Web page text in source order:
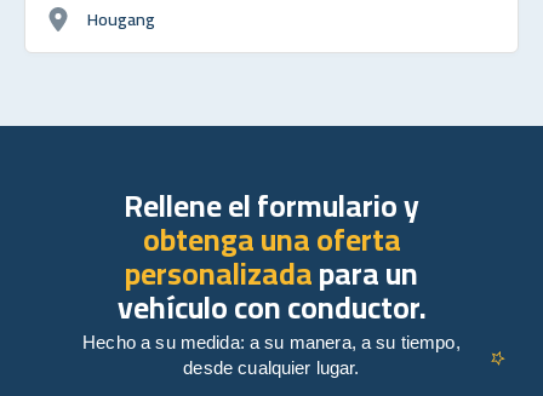
Hougang
Rellene el formulario y
obtenga una oferta
personalizadapara un
vehículo con conductor.
Hecho a su medida: a su manera, a su tiempo,
desde cualquier lugar.